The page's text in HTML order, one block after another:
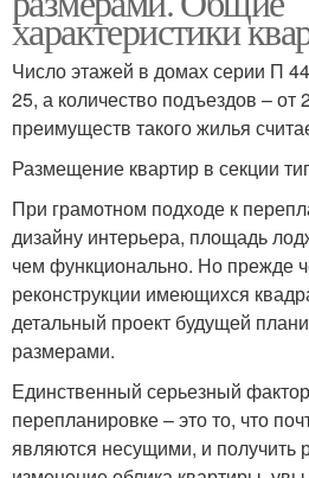
характеристики
Число этажей в домах серии П
25, а количество подъездов – от
преимуществ такого жилья
Размещение квартир в секции
При грамотном подходе к
дизайну интерьера, площадь
чем функционально. Но прежде
реконструкции имеющихся
детальный проект будущей
размерами.
Единственный серьезный
перепланировке – это то, что
являются несущими, и получить